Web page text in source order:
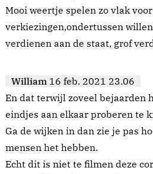
Mooi weertje spelen zo vlak
verkiezingen,ondertussen
verdienen aan de staat, grof
William 16 feb. 2021 23.06
En dat terwijl zoveel bejaarden
eindjes aan elkaar proberen te
Ga de wijken in dan zie je pas
mensen het hebben.
Echt dit is niet te filmen deze